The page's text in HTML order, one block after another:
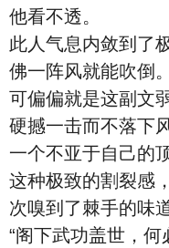
他看不透。
此人气息内敛到了
佛一阵风就能吹倒。
可偏偏就是这副文
硬撼一击而不落下风
一个不亚于自己的
这种极致的割裂感
次嗅到了棘手的味道
“阁下武功盖世，